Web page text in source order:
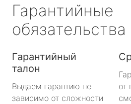
Гарантийные
обязательства
Гарантийный
талон
Выдаем гарантию не
зависимо от сложности
от